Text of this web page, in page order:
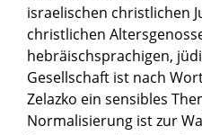
israelischen christlichen
christlichen
hebräischsprachigen,
Gesellschaft ist nach
Zelazko ein sensibles
Normalisierung ist zur